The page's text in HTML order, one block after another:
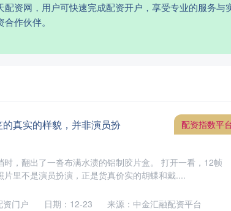
资网，用户可快速完成配资开户，享受专业的服务
作伙伴。
真实的样貌，并非演员扮
，翻出了一沓布满水渍的铝制胶片盒。 打开一看，12帧
里不是演员扮演，正是货真价实的胡蝶和戴....
配资指数平
日期：12-23 来源：中金汇融配资平台
资门户